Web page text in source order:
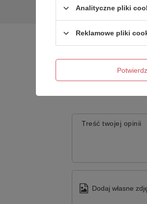
Treść twojej opinii
Dodaj własne
Analityczne pliki
Reklamowe pliki